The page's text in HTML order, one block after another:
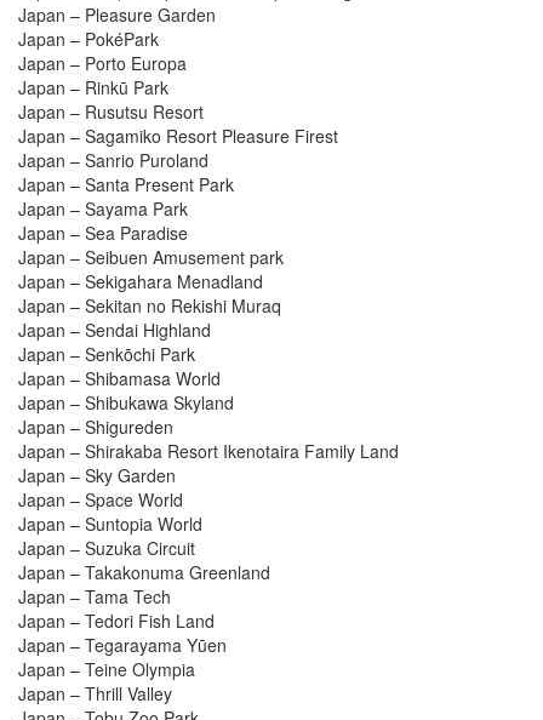
Japan – Pleasure Garden
Japan – PokéPark
Japan – Porto Europa
Japan – Rinkū Park
Japan – Rusutsu Resort
Japan – Sagamiko Resort Pleasure Firest
Japan – Sanrio Puroland
Japan – Santa Present Park
Japan – Sayama Park
Japan – Sea Paradise
Japan – Seibuen Amusement park
Japan – Sekigahara Menadland
Japan – Sekitan no Rekishi Muraq
Japan – Sendai Highland
Japan – Senkōchi Park
Japan – Shibamasa World
Japan – Shibukawa Skyland
Japan – Shigureden
Japan – Shirakaba Resort Ikenotaira Family Land
Japan – Sky Garden
Japan – Space World
Japan – Suntopia World
Japan – Suzuka Circuit
Japan – Takakonuma Greenland
Japan – Tama Tech
Japan – Tedori Fish Land
Japan – Tegarayama Yūen
Japan – Teine Olympia
Japan – Thrill Valley